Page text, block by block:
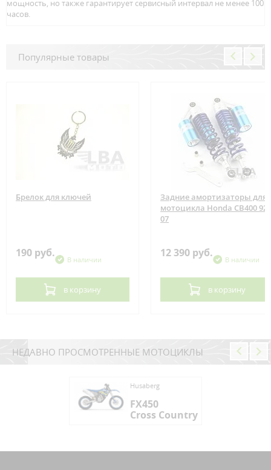
мощность, но также гарантирует сервисный интервал не менее 100
часов.
Популярные товары
Брелок для ключей
190 руб.
В наличии
в корзину
Задние амортизаторы для
мотоцикла Honda CB400 92-
07
12 390 руб.
В наличии
в корзину
НЕДАВНО ПРОСМОТРЕННЫЕ МОТОЦИКЛЫ
Husaberg
FX450
Cross Country